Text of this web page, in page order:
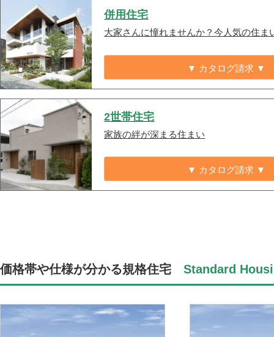
併用住宅
大家さんに憧れませんか？今人気の住ま
▼ カタログ請求 ▼
2世帯住宅
家族の絆が深まる住まい
▼ カタログ請求 ▼
価格帯や仕様が分かる規格住宅 Standard